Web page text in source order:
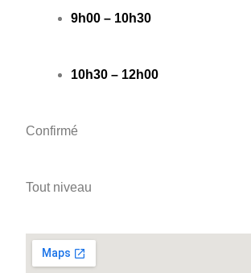
9h00 – 10h30
10h30 – 12h00
Confirmé
Tout niveau